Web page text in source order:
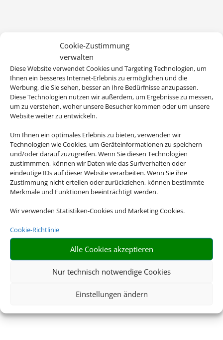
Cookie-Zustimmung
verwalten
Diese Website verwendet Cookies und Targeting Technologien, um
Ihnen ein besseres Internet-Erlebnis zu ermöglichen und die
Werbung, die Sie sehen, besser an Ihre Bedürfnisse anzupassen.
Diese Technologien nutzen wir außerdem, um Ergebnisse zu messen,
um zu verstehen, woher unsere Besucher kommen oder um unsere
Website weiter zu entwickeln.
Um Ihnen ein optimales Erlebnis zu bieten, verwenden wir
Technologien wie Cookies, um Geräteinformationen zu speichern
und/oder darauf zuzugreifen. Wenn Sie diesen Technologien
zustimmmen, können wir Daten wie das Surfverhalten oder
eindeutige IDs auf dieser Website verarbeiten. Wenn Sie ihre
Zustimmung nicht erteilen oder zurückziehen, können bestimmte
Merkmale und Funktionen beeinträchtigt werden.
Wir verwenden Statistiken-Cookies und Marketing Cookies.
Cookie-Richtlinie
Alle Cookies akzeptieren
Nur technisch notwendige Cookies
Einstellungen ändern
Wir brauchen Ihre Einwilligung
Um diesen Inhalt darzustellen, aktivieren Sie bitte die Cookies. Es
werden ggf. personenbezogene Daten verarbeitet.
Cookies akzeptieren
DIE BESTEN
PAUSCHALREISE-
ANGEBOTE FÜR
IHREN URLAUB